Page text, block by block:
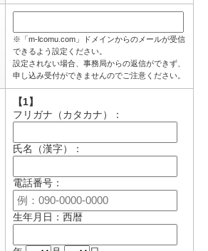
※「m-lcomu.com」ドメインからのメールが受信
できるよう設定ください。
設定されない場合、事務局からの返信ができず、
申し込み受付ができませんのでご注意ください。
【1】
フリガナ（カタカナ）：
氏名（漢字）：
電話番号：
生年月日：西暦